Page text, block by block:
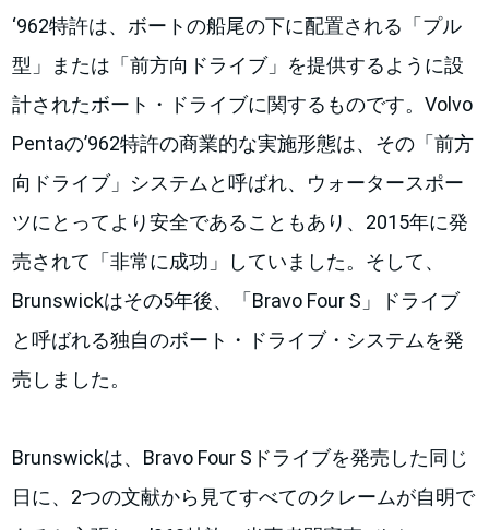
‘962特許は、ボートの船尾の下に配置される「プル
型」または「前方向ドライブ」を提供するように設
計されたボート・ドライブに関するものです。Volvo
Pentaの’962特許の商業的な実施形態は、その「前方
向ドライブ」システムと呼ばれ、ウォータースポー
ツにとってより安全であることもあり、2015年に発
売されて「非常に成功」していました。そして、
Brunswickはその5年後、「Bravo Four S」ドライブ
と呼ばれる独自のボート・ドライブ・システムを発
売しました。
Brunswickは、Bravo Four Sドライブを発売した同じ
日に、2つの文献から見てすべてのクレームが自明で